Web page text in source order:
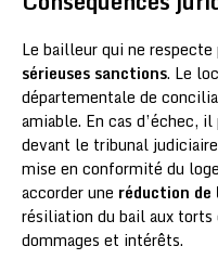
Le bailleur qui ne
sérieuses sanctions. Le
départementale de
amiable. En cas d’échec,
devant le tribunal
mise en conformité du
accorder une réduction de
résiliation du bail aux torts
dommages et intérêts.